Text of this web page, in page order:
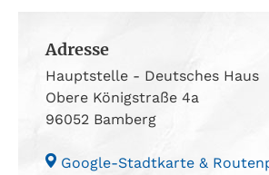
Adresse
Hauptstelle - Deutsches Haus
Obere Königstraße 4a
96052 Bamberg
Google-Stadtkarte &